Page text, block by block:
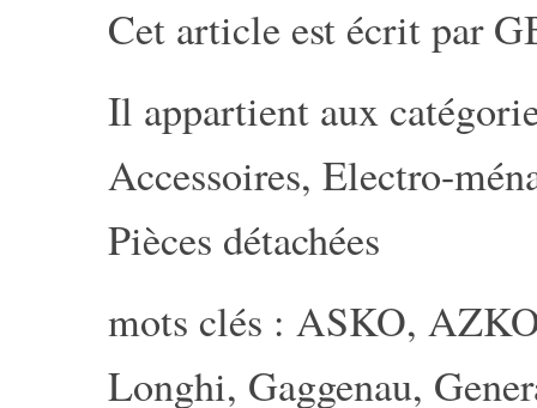
Cet article est écrit par
Il appartient aux
Accessoires, Electro-
Pièces détachées
mots clés : ASKO,
Longhi, Gaggenau,